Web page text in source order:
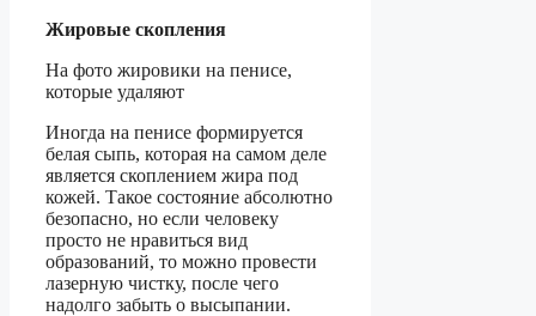
Жировые скопления
На фото жировики на пенисе,
которые удаляют
Иногда на пенисе формируется
белая сыпь, которая на самом деле
является скоплением жира под
кожей. Такое состояние абсолютно
безопасно, но если человеку
просто не нравиться вид
образований, то можно провести
лазерную чистку, после чего
надолго забыть о высыпании.